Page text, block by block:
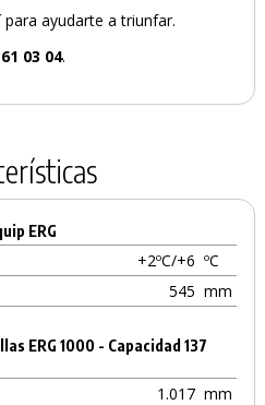
ayudarte a triunfar.
03 04.
ERG
+2ºC/+6 ºC
545 mm
ERG 1000 - Capacidad 137
1.017 mm